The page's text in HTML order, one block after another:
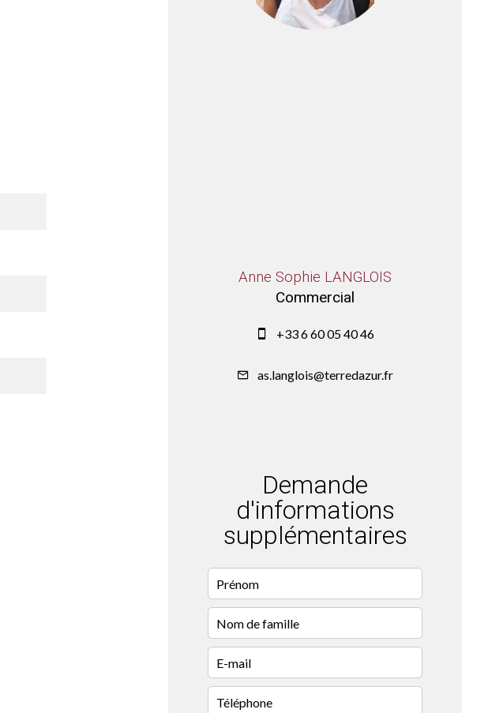
Anne Sophie LANGLOIS
Commercial
+33 6 60 05 40 46
as.langlois@terredazur.fr
Demande
d'informations
supplémentaires